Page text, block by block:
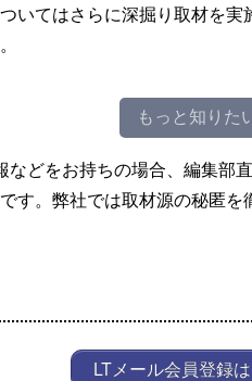
いてはさらに深掘り取材を
もっと知りた
などをお持ちの場合、編集部
す。弊社では取材源の秘匿を
LTメール会員登録